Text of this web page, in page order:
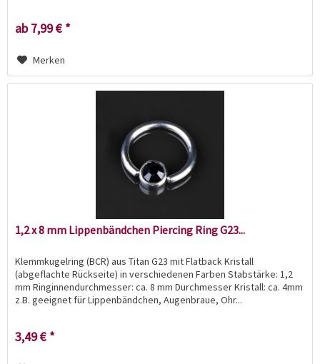
ab 7,99 € *
Merken
1,2 x 8 mm Lippenbändchen Piercing Ring G23...
Klemmkugelring (BCR) aus Titan G23 mit Flatback Kristall
(abgeflachte Rückseite) in verschiedenen Farben Stabstärke: 1,2
mm Ringinnendurchmesser: ca. 8 mm Durchmesser Kristall: ca. 4mm
z.B. geeignet für Lippenbändchen, Augenbraue, Ohr...
3,49 € *